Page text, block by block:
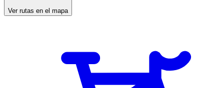
Ver rutas en el mapa